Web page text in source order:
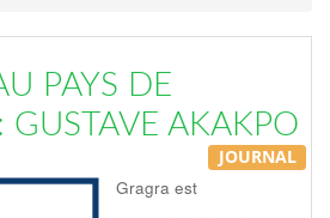
PAYS DE
GUSTAVE AKAKPO
JOURNAL
Gragra est